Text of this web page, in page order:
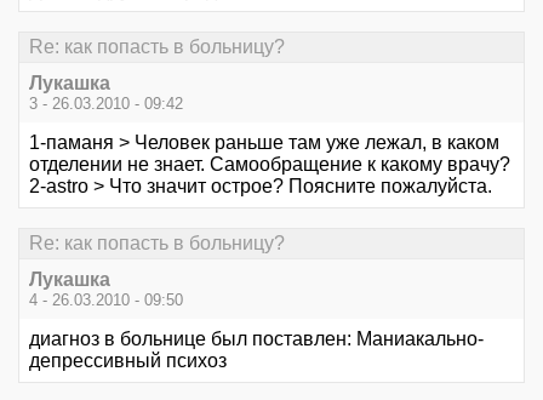
Re: как попасть в больницу?
Лукашка
3 - 26.03.2010 - 09:42
1-паманя > Человек раньше там уже лежал, в каком
отделении не знает. Самообращение к какому врачу?
2-astro > Что значит острое? Поясните пожалуйста.
Re: как попасть в больницу?
Лукашка
4 - 26.03.2010 - 09:50
диагноз в больнице был поставлен: Маниакально-
депрессивный психоз